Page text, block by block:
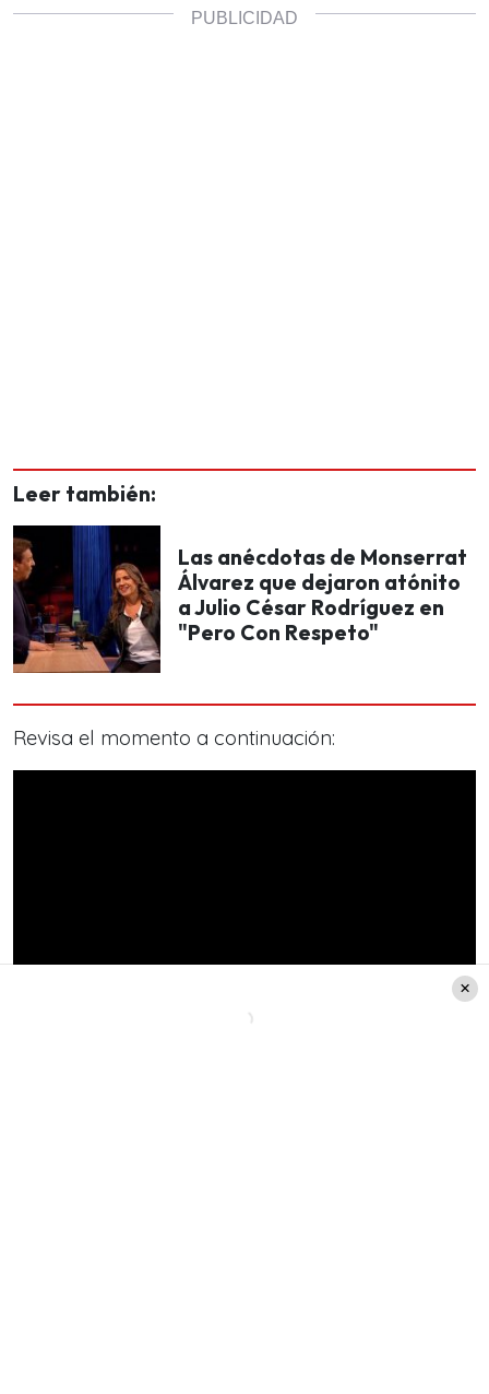
Leer también:
Las anécdotas de Monserrat
Álvarez que dejaron atónito
a Julio César Rodríguez en
"Pero Con Respeto"
Revisa el momento a continuación: